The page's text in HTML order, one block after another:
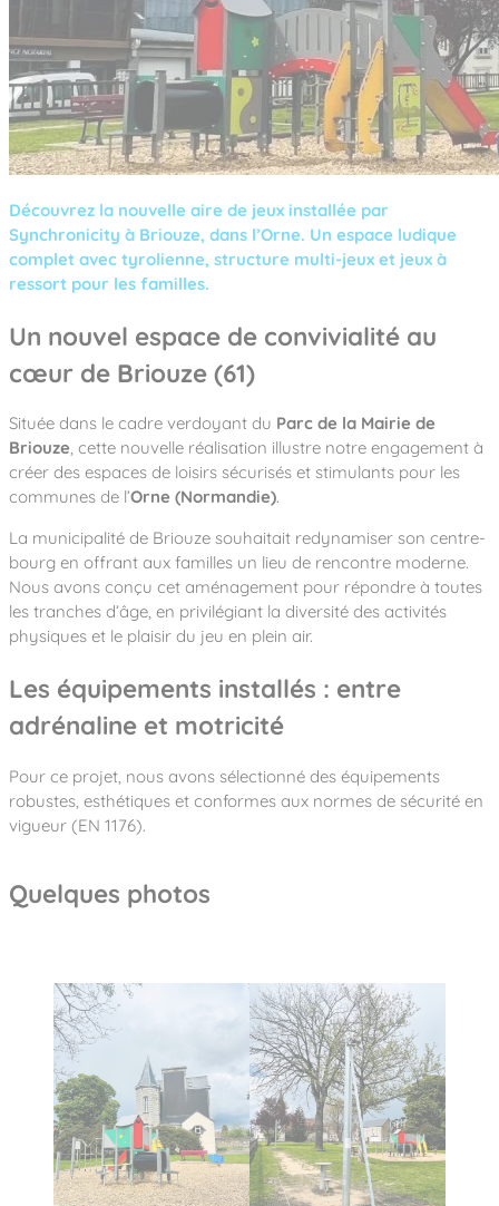
Notre entreprise
Notre équipe
Nous rejoindre
Nos univers
Parcours de santé
Stadium Arena
Street workout
Surfpark
Équipements sportifs
Mobilier urbain
Accessoires ludiques
Nos clients
Collectivités
Établissements scolaires
Architectes, Paysagistes-concepteurs
Camping et résidences de vacances
Notre expertise
Des aires intergénérationnelles de
L’éco-conception de nos jeux
La végétalisation des cours d’école
Nos matériaux
Nos fonctions ludiques & sportives
Nos sols amortissants
Réalisations
Contact
Les questions fréquentes
Catalogues
Découvrez la nouvelle aire de jeux installée par
Synchronicity à Briouze, dans l’Orne. Un espace ludique
complet avec tyrolienne, structure multi-jeux et jeux à
ressort pour les familles.
Un nouvel espace de convivialité au
cœur de Briouze (61)
Située dans le cadre verdoyant du Parc de la Mairie de
Briouze, cette nouvelle réalisation illustre notre engagement à
créer des espaces de loisirs sécurisés et stimulants pour les
communes de l’Orne (Normandie).
La municipalité de Briouze souhaitait redynamiser son centre-
bourg en offrant aux familles un lieu de rencontre moderne.
Nous avons conçu cet aménagement pour répondre à toutes
les tranches d’âge, en privilégiant la diversité des activités
physiques et le plaisir du jeu en plein air.
Les équipements installés : entre
adrénaline et motricité
Pour ce projet, nous avons sélectionné des équipements
robustes, esthétiques et conformes aux normes de sécurité en
vigueur (EN 1176).
Quelques photos